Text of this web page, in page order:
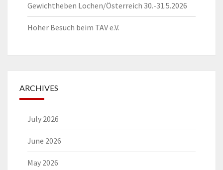
Gewichtheben Lochen/Österreich 30.-31.5.2026
Hoher Besuch beim TAV e.V.
ARCHIVES
July 2026
June 2026
May 2026